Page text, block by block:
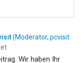
(Moderator, pcvisit
Wir haben Ihr